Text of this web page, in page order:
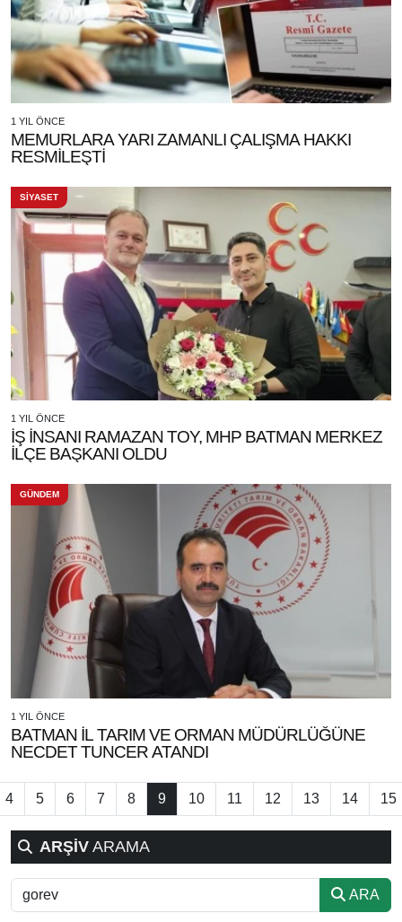
1 YIL ÖNCE
MEMURLARA YARI ZAMANLI ÇALIŞMA HAKKI
RESMİLEŞTİ
SİYASET
1 YIL ÖNCE
İŞ İNSANI RAMAZAN TOY, MHP BATMAN MERKEZ
İLÇE BAŞKANI OLDU
GÜNDEM
1 YIL ÖNCE
BATMAN İL TARIM VE ORMAN MÜDÜRLÜĞÜNE
NECDET TUNCER ATANDI
4 5 6 7 8 9 10 11 12 13 14 15
ARŞİV ARAMA
ARA